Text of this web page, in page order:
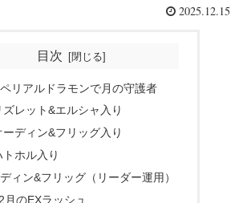
2025.12.15
目次
リアルドラモンで月の守護者
ズレット&エルシャ入り
ーディン&フリッグ入り
トホル入り
ィン&フリッグ（リーダー運用）
月のEXラッシュ